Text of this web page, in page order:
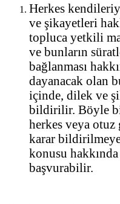
Herkes
ve şikayetleri
topluca yetkili
ve bunların
bağlanması
dayanacak olan
içinde, dilek ve
bildirilir. Böyle
herkes veya
karar
konusu
başvurabilir.